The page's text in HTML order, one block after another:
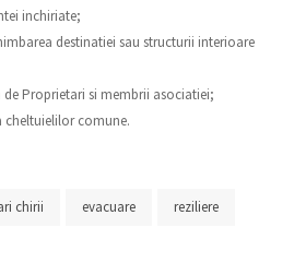
inchiriate;
destinatiei sau structurii interioare
Proprietari si membrii asociatiei;
cheltuielilor comune.​
chirii evacuare reziliere